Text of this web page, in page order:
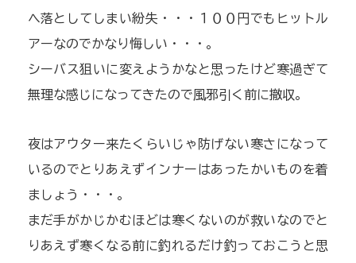
へ落としてしまい紛失・・・１００円でもヒットル
アーなのでかなり悔しい・・・。
シーバス狙いに変えようかなと思ったけど寒過ぎて
無理な感じになってきたので風邪引く前に撤収。
夜はアウター来たくらいじゃ防げない寒さになって
いるのでとりあえずインナーはあったかいものを着
ましょう・・・。
まだ手がかじかむほどは寒くないのが救いなのでと
りあえず寒くなる前に釣れるだけ釣っておこうと思